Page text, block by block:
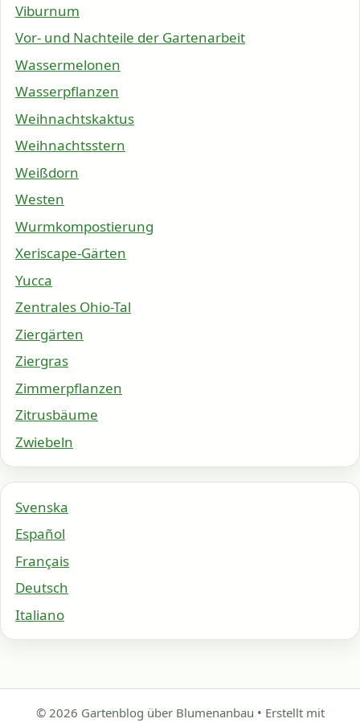
Viburnum
Vor- und Nachteile der Gartenarbeit
Wassermelonen
Wasserpflanzen
Weihnachtskaktus
Weihnachtsstern
Weißdorn
Westen
Wurmkompostierung
Xeriscape-Gärten
Yucca
Zentrales Ohio-Tal
Ziergärten
Ziergras
Zimmerpflanzen
Zitrusbäume
Zwiebeln
Svenska
Español
Français
Deutsch
Italiano
© 2026 Gartenblog über Blumenanbau • Erstellt mit